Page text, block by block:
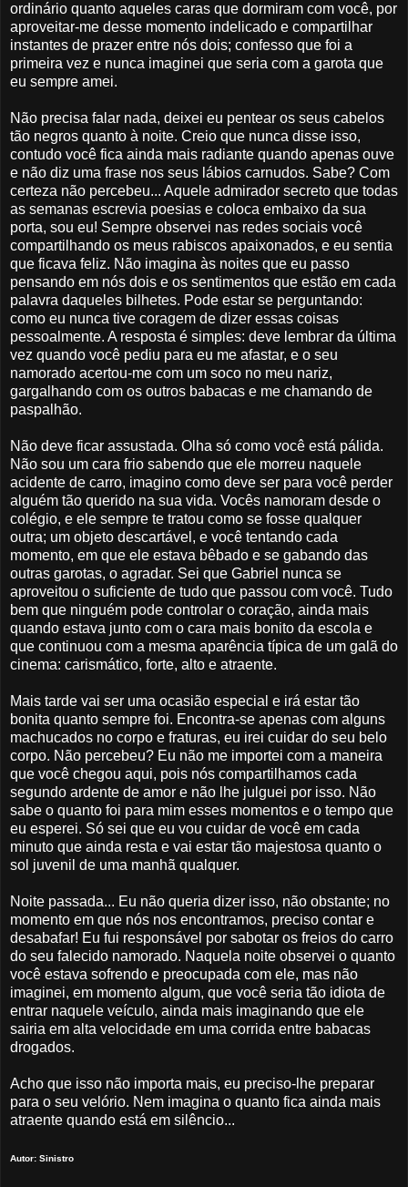
ordinário quanto aqueles caras que dormiram com você, por
aproveitar-me desse momento indelicado e compartilhar
instantes de prazer entre nós dois; confesso que foi a
primeira vez e nunca imaginei que seria com a garota que
eu sempre amei.
Não precisa falar nada, deixei eu pentear os seus cabelos
tão negros quanto à noite. Creio que nunca disse isso,
contudo você fica ainda mais radiante quando apenas ouve
e não diz uma frase nos seus lábios carnudos. Sabe? Com
certeza não percebeu... Aquele admirador secreto que todas
as semanas escrevia poesias e coloca embaixo da sua
porta, sou eu! Sempre observei nas redes sociais você
compartilhando os meus rabiscos apaixonados, e eu sentia
que ficava feliz. Não imagina às noites que eu passo
pensando em nós dois e os sentimentos que estão em cada
palavra daqueles bilhetes. Pode estar se perguntando:
como eu nunca tive coragem de dizer essas coisas
pessoalmente. A resposta é simples: deve lembrar da última
vez quando você pediu para eu me afastar, e o seu
namorado acertou-me com um soco no meu nariz,
gargalhando com os outros babacas e me chamando de
paspalhão.
Não deve ficar assustada. Olha só como você está pálida.
Não sou um cara frio sabendo que ele morreu naquele
acidente de carro, imagino como deve ser para você perder
alguém tão querido na sua vida. Vocês namoram desde o
colégio, e ele sempre te tratou como se fosse qualquer
outra; um objeto descartável, e você tentando cada
momento, em que ele estava bêbado e se gabando das
outras garotas, o agradar. Sei que Gabriel nunca se
aproveitou o suficiente de tudo que passou com você. Tudo
bem que ninguém pode controlar o coração, ainda mais
quando estava junto com o cara mais bonito da escola e
que continuou com a mesma aparência típica de um galã do
cinema: carismático, forte, alto e atraente.
Mais tarde vai ser uma ocasião especial e irá estar tão
bonita quanto sempre foi. Encontra-se apenas com alguns
machucados no corpo e fraturas, eu irei cuidar do seu belo
corpo. Não percebeu? Eu não me importei com a maneira
que você chegou aqui, pois nós compartilhamos cada
segundo ardente de amor e não lhe julguei por isso. Não
sabe o quanto foi para mim esses momentos e o tempo que
eu esperei. Só sei que eu vou cuidar de você em cada
minuto que ainda resta e vai estar tão majestosa quanto o
sol juvenil de uma manhã qualquer.
Noite passada... Eu não queria dizer isso, não obstante; no
momento em que nós nos encontramos, preciso contar e
desabafar! Eu fui responsável por sabotar os freios do carro
do seu falecido namorado. Naquela noite observei o quanto
você estava sofrendo e preocupada com ele, mas não
imaginei, em momento algum, que você seria tão idiota de
entrar naquele veículo, ainda mais imaginando que ele
sairia em alta velocidade em uma corrida entre babacas
drogados.
Acho que isso não importa mais, eu preciso-lhe preparar
para o seu velório. Nem imagina o quanto fica ainda mais
atraente quando está em silêncio...
Autor: Sinistro